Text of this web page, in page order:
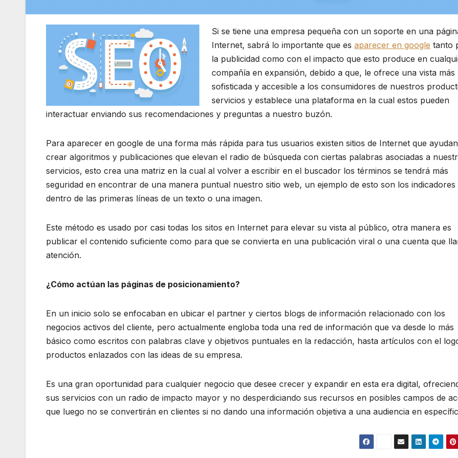
Si se tiene una empresa pequeña con un soporte en una
Internet, sabrá lo importante que es aparecer en google tanto
la publicidad como con el impacto que esto produce en
compañía en expansión, debido a que, le ofrece una vista más
sofisticada y accesible a los consumidores de nuestros
servicios y establece una plataforma en la cual estos pueden
interactuar enviando sus recomendaciones y preguntas a nuestro buzón.
Para aparecer en google de una forma más rápida para tus usuarios existen sitios de Internet que
crear algoritmos y publicaciones que elevan el radio de búsqueda con ciertas palabras asociadas a
servicios, esto crea una matriz en la cual al volver a escribir en el buscador los términos se tendrá más
seguridad en encontrar de una manera puntual nuestro sitio web, un ejemplo de esto son los indicadores
dentro de las primeras líneas de un texto o una imagen.
Este método es usado por casi todas los sitos en Internet para elevar su vista al público, otra manera es
publicar el contenido suficiente como para que se convierta en una publicación viral o una cuenta que
atención.
¿Cómo actúan las páginas de posicionamiento?
En un inicio solo se enfocaban en ubicar el partner y ciertos blogs de información relacionado con los
negocios activos del cliente, pero actualmente engloba toda una red de información que va desde lo más
básico como escritos con palabras clave y objetivos puntuales en la redacción, hasta artículos con el
productos enlazados con las ideas de su empresa.
Es una gran oportunidad para cualquier negocio que desee crecer y expandir en esta era digital,
sus servicios con un radio de impacto mayor y no desperdiciando sus recursos en posibles campos de
que luego no se convertirán en clientes si no dando una información objetiva a una audiencia en